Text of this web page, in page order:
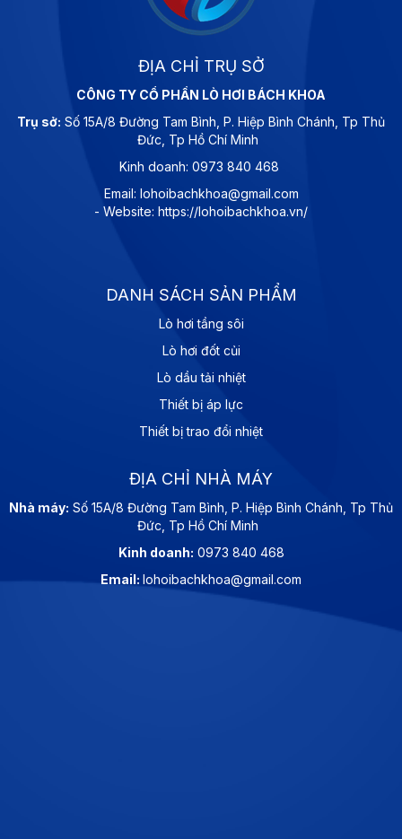
ĐỊA CHỈ TRỤ SỞ
CÔNG TY CỔ PHẦN LÒ HƠI BÁCH KHOA
Trụ sở: Số 15A/8 Đường Tam Bình, P. Hiệp Bình Chánh, Tp Thủ
Đức, Tp Hồ Chí Minh
Kinh doanh: 0973 840 468
Email: lohoibachkhoa@gmail.com
- Website: https://lohoibachkhoa.vn/
DANH SÁCH SẢN PHẨM
Lò hơi tầng sôi
Lò hơi đốt củi
Lò dầu tải nhiệt
Thiết bị áp lực
Thiết bị trao đổi nhiệt
ĐỊA CHỈ NHÀ MÁY
Nhà máy: Số 15A/8 Đường Tam Bình, P. Hiệp Bình Chánh, Tp Thủ
Đức, Tp Hồ Chí Minh
Kinh doanh: 0973 840 468
Email: lohoibachkhoa@gmail.com